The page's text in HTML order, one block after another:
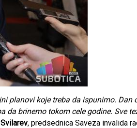
planovi koje treba da ispunimo.
brinemo tokom cele godine. Sve
, predsednica Saveza invalida